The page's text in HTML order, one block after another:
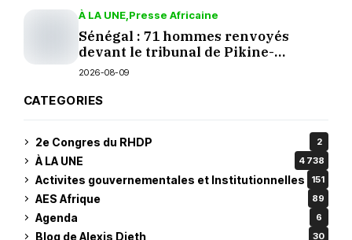
À LA UNE Presse Africaine
Sénégal : 71 hommes renvoyés
devant le tribunal de Pikine-
Guédiawaye
2026-08-09
CATEGORIES
2e Congres du RHDP 2
À LA UNE 4 738
Activites gouvernementales et Institutionnelles 151
AES Afrique 89
Agenda 6
Blog de Alexis Dieth 30